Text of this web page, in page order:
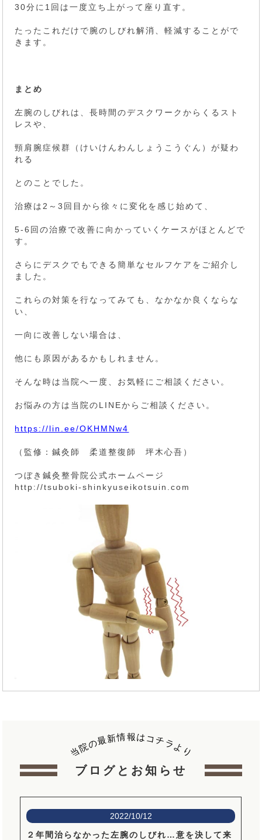
30分に1回は一度立ち上がって座り直す。
たったこれだけで腕のしびれ解消、軽減することがで
きます。
まとめ
左腕のしびれは、長時間のデスクワークからくるスト
レスや、
頸肩腕症候群（けいけんわんしょうこうぐん）が疑わ
れる
とのことでした。
治療は2～3回目から徐々に変化を感じ始めて、
5-6回の治療で改善に向かっていくケースがほとんどで
す。
さらにデスクでもできる簡単なセルフケアをご紹介し
ました。
これらの対策を行なってみても、なかなか良くならな
い、
一向に改善しない場合は、
他にも原因があるかもしれません。
そんな時は当院へ一度、お気軽にご相談ください。
お悩みの方は当院のLINEからご相談ください。
https://lin.ee/OKHMNw4
（監修：鍼灸師 柔道整復師 坪木心吾）
つぼき鍼灸整骨院公式ホームページ
http://tsuboki-shinkyuseikotsuin.com
当院の最新情報はコ チラより
ブログとお知らせ
2022/10/12
２年間治らなかった左腕のしびれ…意を決して来